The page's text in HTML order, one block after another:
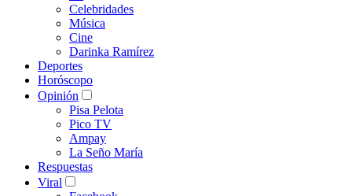
Celebridades
Música
Cine
Darinka Ramírez
Deportes
Horóscopo
Opinión
Pisa Pelota
Pico TV
Ampay
La Seño María
Respuestas
Viral